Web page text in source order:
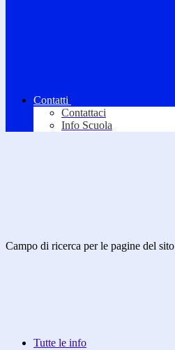
Contatti
Contattaci
Info Scuola
Campo di ricerca per le pagine del sito
Tutte le info